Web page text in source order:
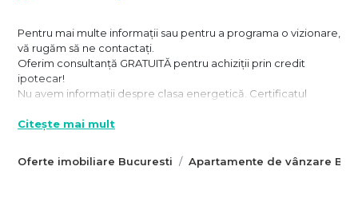
Oferte imobiliare Bucuresti Apartamente de vânzare
Pentru mai multe informații sau pentru a programa o vizionare,
vă rugăm să ne contactați.
Oferim consultanță GRATUITĂ pentru achiziții prin credit
ipotecar!
Nu avem informații despre clasa energetică. Certificatul
Vizionarea imobilului se face doar în baza semnării unui acord
Citește mai mult